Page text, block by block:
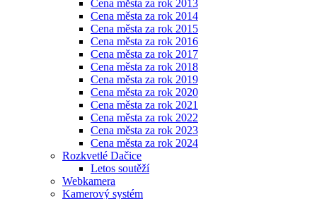
Cena města za rok 2013
Cena města za rok 2014
Cena města za rok 2015
Cena města za rok 2016
Cena města za rok 2017
Cena města za rok 2018
Cena města za rok 2019
Cena města za rok 2020
Cena města za rok 2021
Cena města za rok 2022
Cena města za rok 2023
Cena města za rok 2024
Rozkvetlé Dačice
Letos soutěží
Webkamera
Kamerový systém